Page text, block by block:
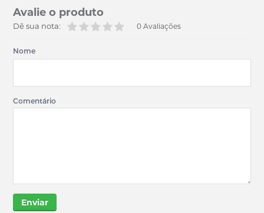
Avalie o produto
0 Avaliações
Dê sua nota:
Nome
Comentário
Enviar